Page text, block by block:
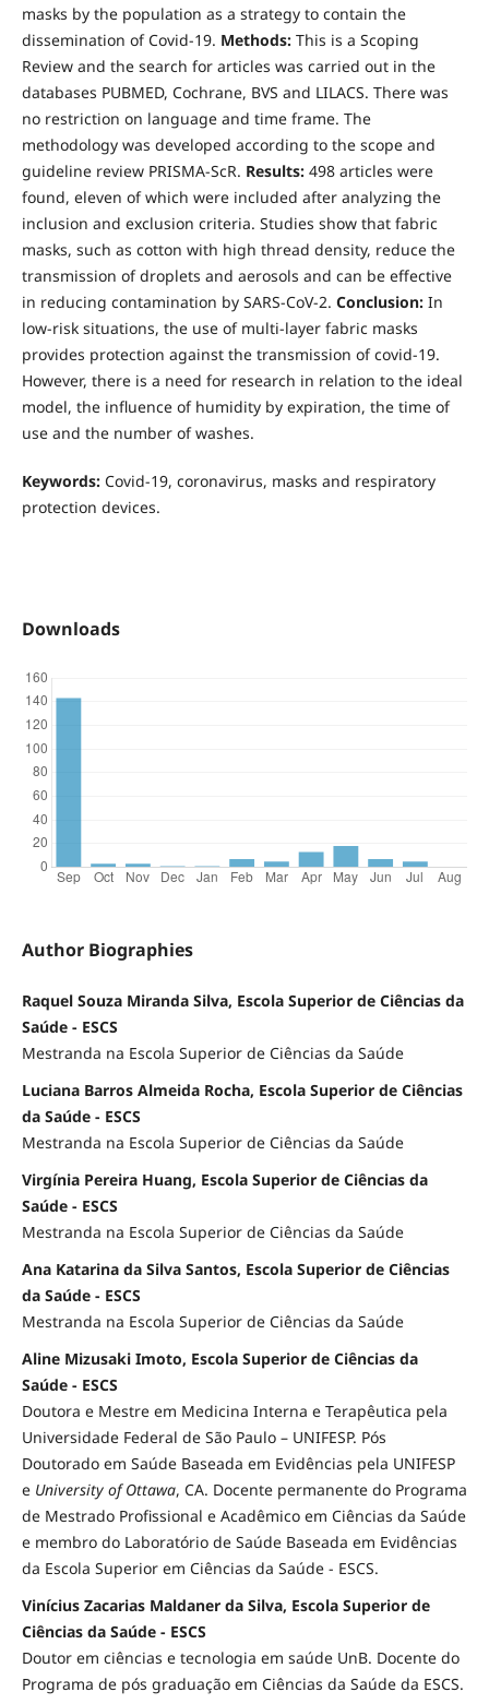
masks by the population as a strategy to contain the
dissemination of Covid-19. Methods:This is a Scoping
Review and the search for articles was carried out in the
databases PUBMED, Cochrane, BVS and LILACS. There was
no restriction on language and time frame. The
methodology was developed according to the scope and
guideline review PRISMA-ScR. Results:498 articles were
found, eleven of which were included after analyzing the
inclusion and exclusion criteria. Studies show that fabric
masks, such as cotton with high thread density, reduce the
transmission of droplets and aerosols and can be effective
in reducing contamination by SARS-CoV-2. Conclusion:In
low-risk situations, the use of multi-layer fabric masks
provides protection against the transmission of covid-19.
However, there is a need for research in relation to the ideal
model, the influence of humidity by expiration, the time of
use and the number of washes.
Keywords:Covid-19, coronavirus, masks and respiratory
protection devices.
Downloads
Author Biographies
Raquel Souza Miranda Silva, Escola Superior de Ciências da
Saúde - ESCS
Mestranda na Escola Superior de Ciências da Saúde
Luciana Barros Almeida Rocha, Escola Superior de Ciências
da Saúde - ESCS
Mestranda na Escola Superior de Ciências da Saúde
Virgínia Pereira Huang, Escola Superior de Ciências da
Saúde - ESCS
Mestranda na Escola Superior de Ciências da Saúde
Ana Katarina da Silva Santos, Escola Superior de Ciências
da Saúde - ESCS
Mestranda na Escola Superior de Ciências da Saúde
Aline Mizusaki Imoto, Escola Superior de Ciências da
Saúde - ESCS
Doutora e Mestre em Medicina Interna e Terapêutica pela
Universidade Federal de São Paulo – UNIFESP. Pós
Doutorado em Saúde Baseada em Evidências pela UNIFESP
e University of Ottawa, CA. Docente permanente do Programa
de Mestrado Profissional e Acadêmico em Ciências da Saúde
e membro do Laboratório de Saúde Baseada em Evidências
da Escola Superior em Ciências da Saúde - ESCS.
Vinícius Zacarias Maldaner da Silva, Escola Superior de
Ciências da Saúde - ESCS
Doutor em ciências e tecnologia em saúde UnB. Docente do
Programa de pós graduação em Ciências da Saúde da ESCS.